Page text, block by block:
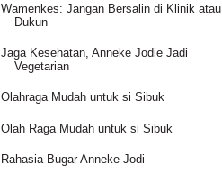
Wamenkes: Jangan Bersalin di Klinik atau
Dukun
Jaga Kesehatan, Anneke Jodie Jadi
Vegetarian
Olahraga Mudah untuk si Sibuk
Olah Raga Mudah untuk si Sibuk
Rahasia Bugar Anneke Jodi